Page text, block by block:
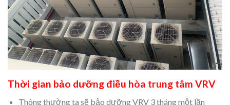
Thời gian bảo dưỡng điều hòa trung tâm VRV
Thông thường ta sẽ bảo dưỡng VRV 3 tháng một lần